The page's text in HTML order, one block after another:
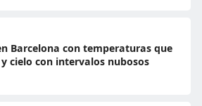
Barcelona con temperaturas que
y cielo con intervalos nubosos